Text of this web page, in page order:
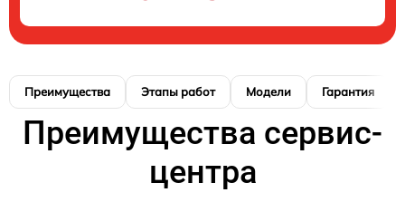
Преимущества Этапы работ Модели Гарантия
Преимущества сервис-
центра